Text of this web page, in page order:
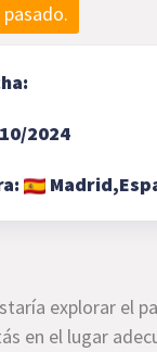
2024
Madrid,
explorar el
en el lugar